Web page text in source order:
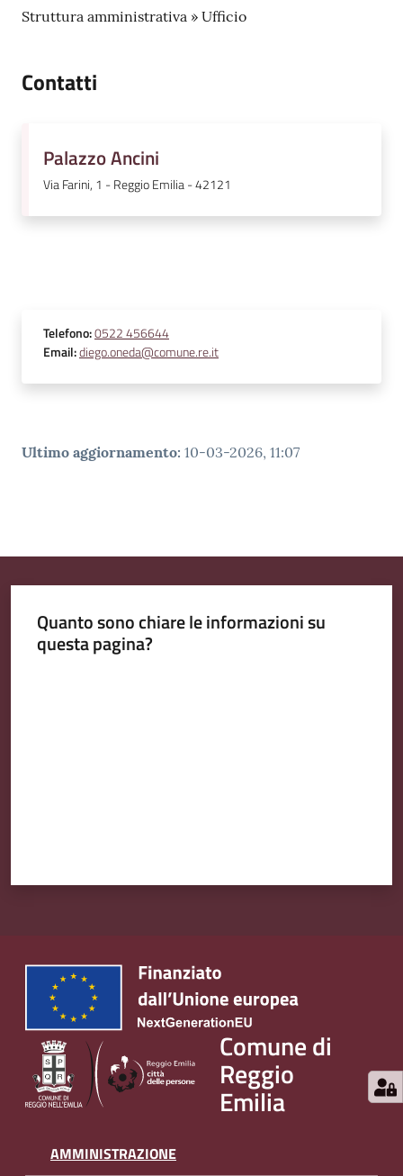
o
E
v
Struttura amministrativa » Ufficio
Contatti
Palazzo Ancini
Via Farini, 1 - Reggio Emilia - 42121
Telefono:0522 456644
Email:diego.oneda@comune.re.it
Ultimo aggiornamento: 10-03-2026, 11:07
Quanto sono chiare le informazioni su
questa pagina?
Comune di
Reggio
Emilia
AMMINISTRAZIONE